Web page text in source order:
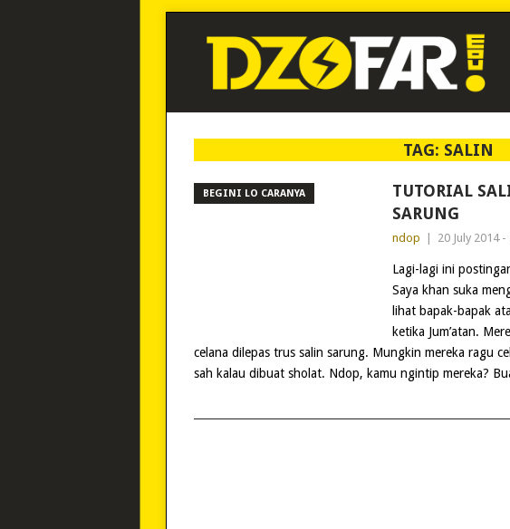
TAG: SALIN
BEGINI LO CARANYA
TUTORIAL
SARUNG
ndop 20 July 2014 -
Lagi-lagi ini
Saya khan suka
lihat bapak-bapak
ketika Jum’atan.
celana dilepas trus salin sarung. Mungkin mereka ragu
sah kalau dibuat sholat. Ndop, kamu ngintip mereka?